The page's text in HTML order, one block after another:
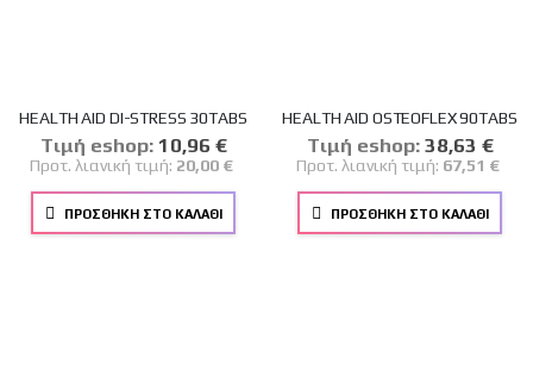
HEALTH AID DI-STRESS 30TABS
Tιμή eshop: Ειδική
Τιμή
10,96 €
Προτ. λιανική τιμή: 20,00 €
ΠΡΟΣΘΉΚΗ ΣΤΟ ΚΑΛΆΘΙ
HEALTH AID OSTEOFLEX 90TABS
Tιμή eshop: Ειδική
Τιμή
38,63 €
Προτ. λιανική τιμή: 67,51 €
ΠΡΟΣΘΉΚΗ ΣΤΟ ΚΑΛΆΘΙ